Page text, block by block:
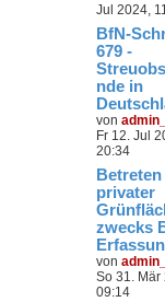
Jul 2024,
BfN-
679 -
nde in
von
Fr 12. Jul
20:34
Betreten
privater
zwecks
von
So 31. Mär
09:14